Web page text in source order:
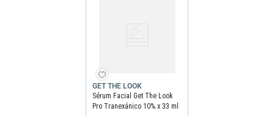
GET THE LOOK
Sérum Facial Get The Look
Pro Tranexánico 10% x 33 ml